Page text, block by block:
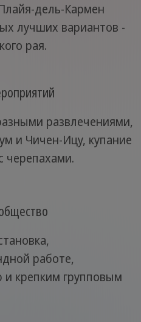
дель-Кармен
лучших вариантов -
рая.
развлечениями,
и Чичен-Ицу, купание
черепахами.
работе,
крепким групповым